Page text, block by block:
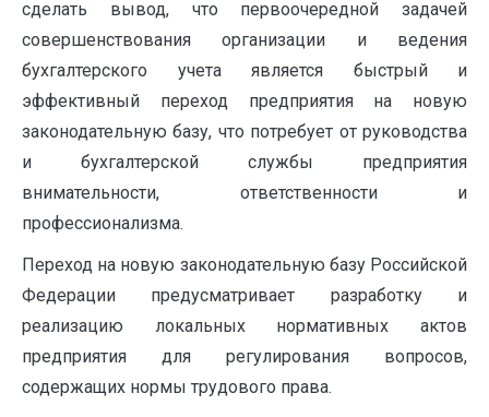
сделать вывод, что первоочередной задачей
совершенствования организации и ведения
бухгалтерского учета является быстрый и
эффективный переход предприятия на новую
законодательную базу, что потребует от руководства
и бухгалтерской службы предприятия
внимательности, ответственности и
профессионализма.
Переход на новую законодательную базу Российской
Федерации предусматривает разработку и
реализацию локальных нормативных актов
предприятия для регулирования вопросов,
содержащих нормы трудового права.